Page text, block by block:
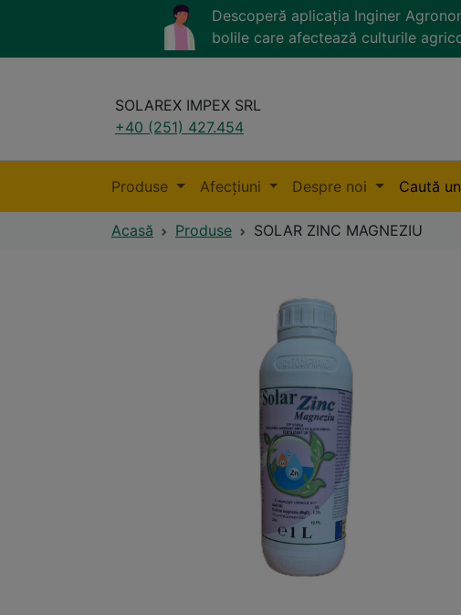
Descoperă aplicația Inginer
bolile care afectează culturile
SOLAREX IMPEX SRL
+40 (251) 427.454
Produse Afecțiuni Despre noi Caută
Acasă Produse SOLAR ZINC MAGNEZIU